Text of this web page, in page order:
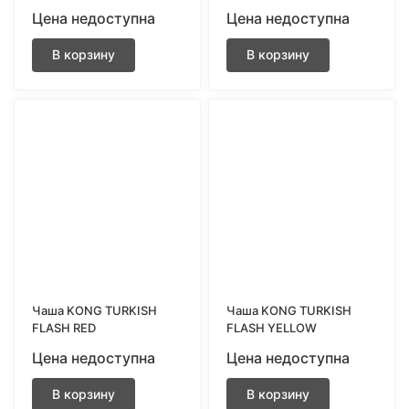
Цена недоступна
В корзину
Цена недоступна
В корзину
Чаша KONG TURKISH
FLASH RED
Цена недоступна
В корзину
Чаша KONG TURKISH
FLASH YELLOW
Цена недоступна
В корзину